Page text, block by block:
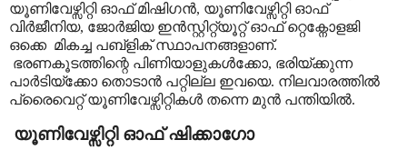
യൂണിവേഴ്സിറ്റി ഓഫ് മിഷിഗൻ, യൂണിവേഴ്സിറ്റി ഓഫ്
വിർജീനിയ, ജോർജിയ ഇൻസ്റ്റിറ്റ്യൂറ്റ് ഓഫ് റ്റെക്നോളജി
ഒക്കെ മികച്ച പബ്ളിക് സ്ഥാപനങ്ങളാണ്.
ഭരണകൂടത്തിന്റെ പിണിയാളുകൾക്കോ, ഭരിയ്ക്കുന്ന
പാർടിയ്ക്കോ തൊടാൻ പറ്റില്ല ഇവയെ. നിലവാരത്തിൽ
പ്രൈവെറ്റ് യൂണിവേഴ്സിറ്റികൾ തന്നെ മുൻ പന്തിയിൽ.
യൂണിവേഴ്സിറ്റി ഓഫ് ഷിക്കാഗോ